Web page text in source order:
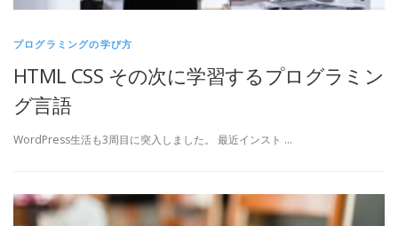
プログラミングの学び方
HTML CSS その次に学習するプログラミン
グ言語
WordPress生活も3周目に突入しました。 最近インスト …